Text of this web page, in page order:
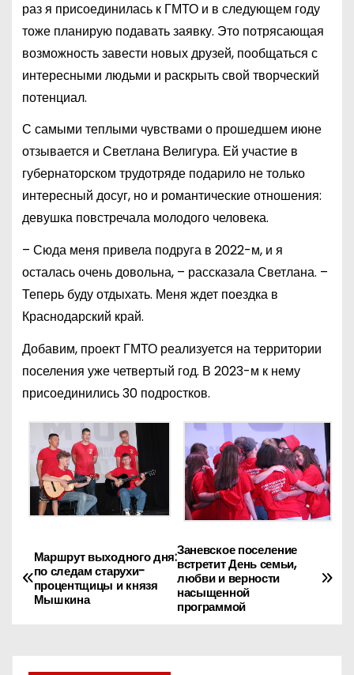
раз я присоединилась к ГМТО и в следующем году
тоже планирую подавать заявку. Это потрясающая
возможность завести новых друзей, пообщаться с
интересными людьми и раскрыть свой творческий
потенциал.
С самыми теплыми чувствами о прошедшем июне
отзывается и Светлана Велигура. Ей участие в
губернаторском трудотряде подарило не только
интересный досуг, но и романтические отношения:
девушка повстречала молодого человека.
– Сюда меня привела подруга в 2022-м, и я
осталась очень довольна, – рассказала Светлана. –
Теперь буду отдыхать. Меня ждет поездка в
Краснодарский край.
Добавим, проект ГМТО реализуется на территории
поселения уже четвертый год. В 2023-м к нему
присоединились 30 подростков.
Н
а
Заневское поселение
встретит День семьи,
любви и верности
насыщенной
программой
Маршрут выходного дня:
по следам старухи-
процентщицы и князя
Мышкина